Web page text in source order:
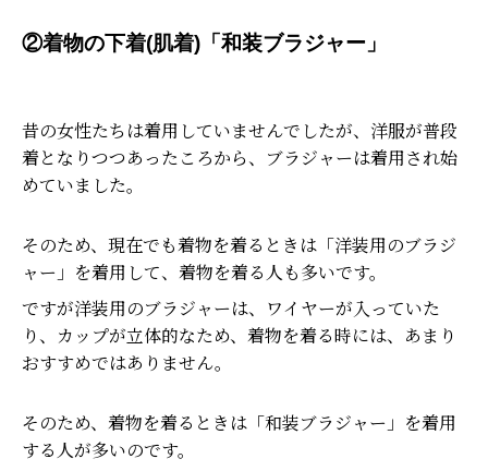
②着物の下着(肌着)「和装ブラジャー」
昔の女性たちは着用していませんでしたが、洋服が普段
着となりつつあったころから、ブラジャーは着用され始
めていました。
そのため、現在でも着物を着るときは「洋装用のブラジ
ャー」を着用して、着物を着る人も多いです。
ですが洋装用のブラジャーは、ワイヤーが入っていた
り、カップが立体的なため、着物を着る時には、あまり
おすすめではありません。
そのため、着物を着るときは「和装ブラジャー」を着用
する人が多いのです。